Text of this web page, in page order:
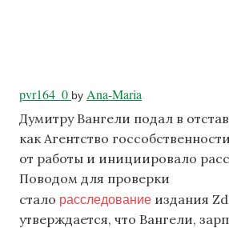
pvr164_0 by Ana-Maria
Думитру Вангели подал в
как Агентство
от работы и инициировало
Поводом для проверки
стало расследование издания
утверждается, что Вангели,